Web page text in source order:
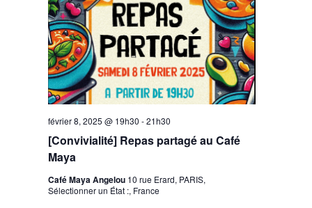
[Convivialité] Repas partagé au Café
Maya
février 8, 2025 @ 19h30 -21h30
Café Maya Angelou 10 rue Erard, PARIS,
Sélectionner un État :, France